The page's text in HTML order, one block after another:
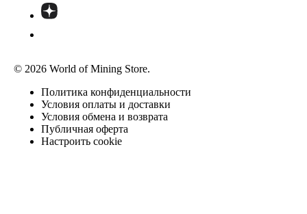
© 2026 World of Mining Store.
Политика конфиденциальности
Условия оплаты и доставки
Условия обмена и возврата
Публичная оферта
Настроить cookie